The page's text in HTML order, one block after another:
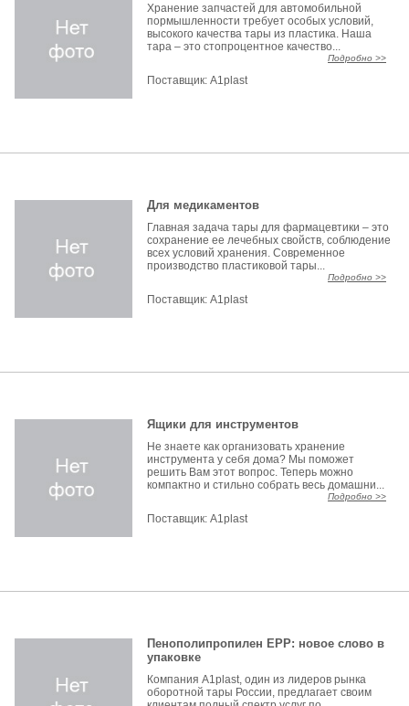
Хранение запчастей для автомобильной
пормышленности требует особых условий,
высокого качества тары из пластика. Наша
тара – это стопроцентное качество...
Подробно >>
Поставщик:A1plast
Для медикаментов
Главная задача тары для фармацевтики – это
сохранение ее лечебных свойств, соблюдение
всех условий хранения. Современное
производство пластиковой тары...
Подробно >>
Поставщик:A1plast
Ящики для инструментов
Не знаете как организовать хранение
инструмента у себя дома? Мы поможет
решить Вам этот вопрос. Теперь можно
компактно и стильно собрать весь домашни...
Подробно >>
Поставщик:A1plast
Пенополипропилен EPP: новое слово в
упаковке
Компания А1plast, один из лидеров рынка
оборотной тары России, предлагает своим